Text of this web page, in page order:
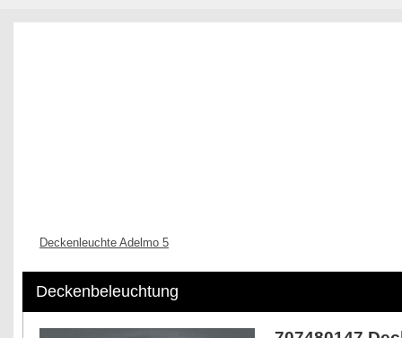
Deckenleuchte Adelmo 5
Deckenbeleuchtung